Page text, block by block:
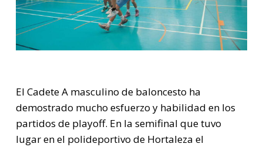
El Cadete A masculino de baloncesto ha
demostrado mucho esfuerzo y habilidad en los
partidos de playoff. En la semifinal que tuvo
lugar en el polideportivo de Hortaleza el